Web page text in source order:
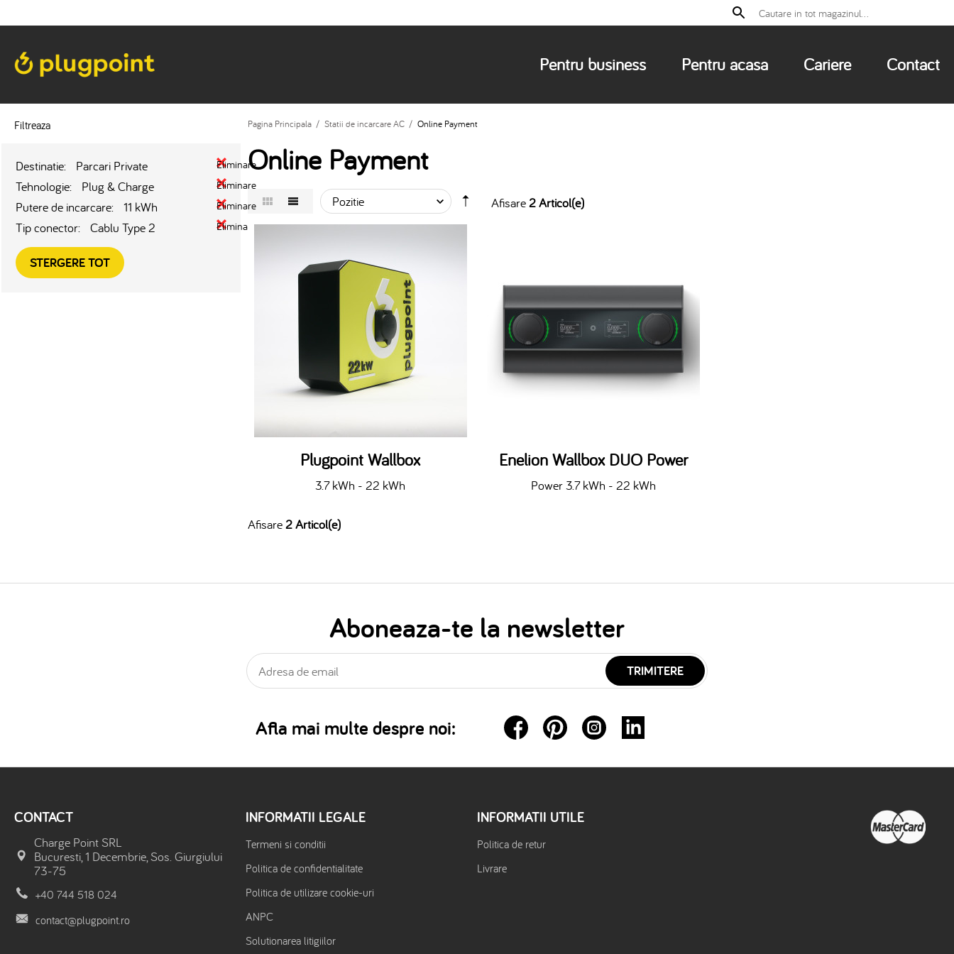
Pentru business Pentru acasa Cariere Contact
Filtreaza
Destinatie: Parcari Private Eliminare
Tehnologie: Plug & Charge Eliminare
Putere de incarcare: 11 kWh Eliminare
Tip conector: Cablu Type 2 Eliminare
STERGERE TOT
Pagina Principala / Statii de incarcare AC / Online Payment
Online Payment
Afisare2 Articol(e)
Plugpoint Wallbox
3.7 kWh - 22 kWh
Enelion Wallbox DUO Power
Power 3.7 kWh - 22 kWh
Afisare2 Articol(e)
Aboneaza-te la newsletter
TRIMITERE
Afla mai multe despre noi:
CONTACT
Charge Point SRL
Bucuresti, 1 Decembrie, Sos. Giurgiului
73-75
+40 744 518 024
contact@plugpoint.ro
INFORMATII LEGALE
Termeni si conditii
Politica de confidentialitate
Politica de utilizare cookie-uri
ANPC
Solutionarea litigiilor
INFORMATII UTILE
Politica de retur
Livrare